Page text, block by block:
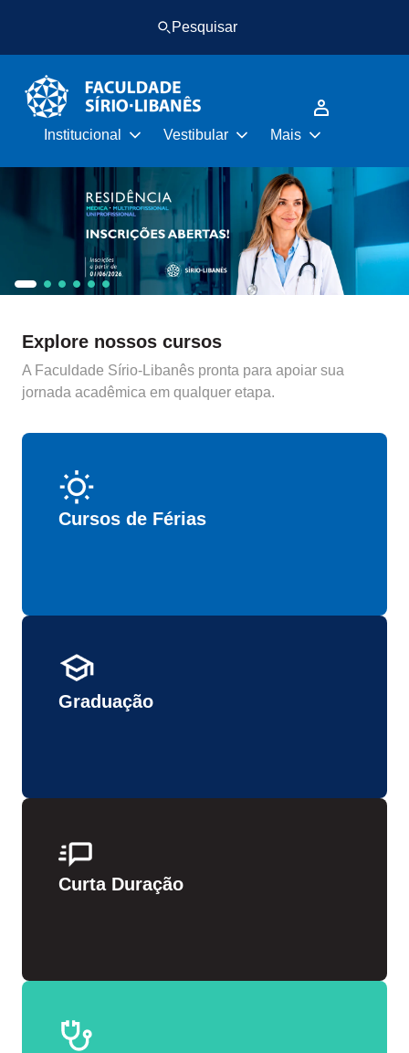
o
conteúdo
principal
o
rodapé
Pesquisar
Institucional Vestibular Mais
Explore nossos cursos
A Faculdade Sírio-Libanês pronta para apoiar sua
jornada acadêmica em qualquer etapa.
Cursos de Férias
Graduação
Curta Duração